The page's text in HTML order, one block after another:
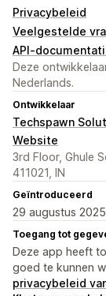
Privacybeleid
Veelgestelde
API-
Deze
Nederlands.
Ontwikkelaar
Techspawn
Website
3rd Floor, Ghule
411021, IN
Geïntroduceerd
29 augustus 2025
Toegang tot
Deze app heeft
goed te kunnen
privacybeleid